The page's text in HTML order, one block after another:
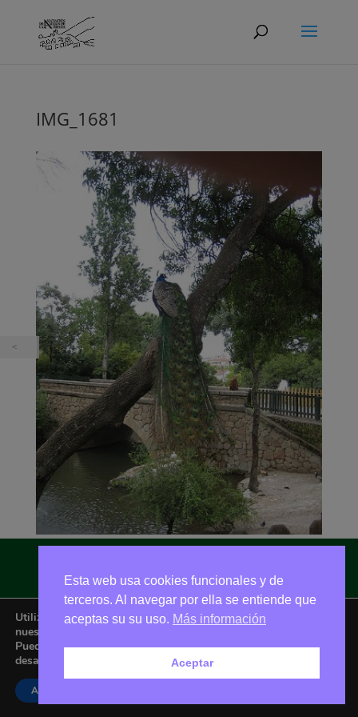
IMG_1681
Asociación Amigos de La Adrada © 2026 - Email:
amigoslaadrada@gmail.com
Utilizamos cookies para ofrecerte la mejor experiencia en
nuestra web.
Puedes aprender más sobre qué cookies utilizamos o
desactivarlas en los
Aceptar
Esta web usa cookies funcionales y de
terceros. Al navegar por ella se entiende que
aceptas su su uso. Más información
Aceptar